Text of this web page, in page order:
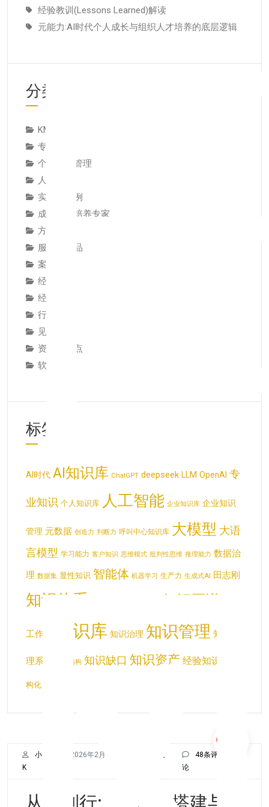
小
K
2026年2月12
KMC服
48条评
论
从知到行:AI知识库搭建与
经验教训(Lessons Learned)解读
元能力:AI时代个人成长与组织人才培养的底层逻辑
分类
KMC服务
专业人才
个人知识管理
人才推荐
实操与案例
成为专家培养专家
方法技巧
服务与产品
案例研究
经典论述
经验教训
行业动态
见解观点
资讯与观点
软件系统
标签云
AI时代 AI知识库 ChatGPT deepseek LLM OpenAI 专
业知识 个人知识库 人工智能 企业知识库 企业知识
管理 元数据 创造力 判断力 呼叫中心知识库 大模型 大语
言模型 学习能力 客户知识 思维模式 批判性思维 推理能力 数据治
理 数据集 显性知识 智能体 机器学习 生产力 生成式AI 田志刚
知识体系 知识图谱
工作者 知识库 知识治理 知识管理 知识管
理系统 知识结构 知识缺口 知识资产 经验知识化
构化